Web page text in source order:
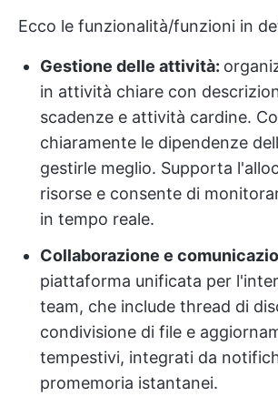
Ecco le funzionalità/funzioni in
Gestione delle attività:
in attività chiare con
scadenze e attività cardine.
chiaramente le dipendenze
gestirle meglio. Supporta
risorse e consente di
in tempo reale.
Collaborazione e
piattaforma unificata per
team, che include thread di
condivisione di file e
tempestivi, integrati da
promemoria istantanei.